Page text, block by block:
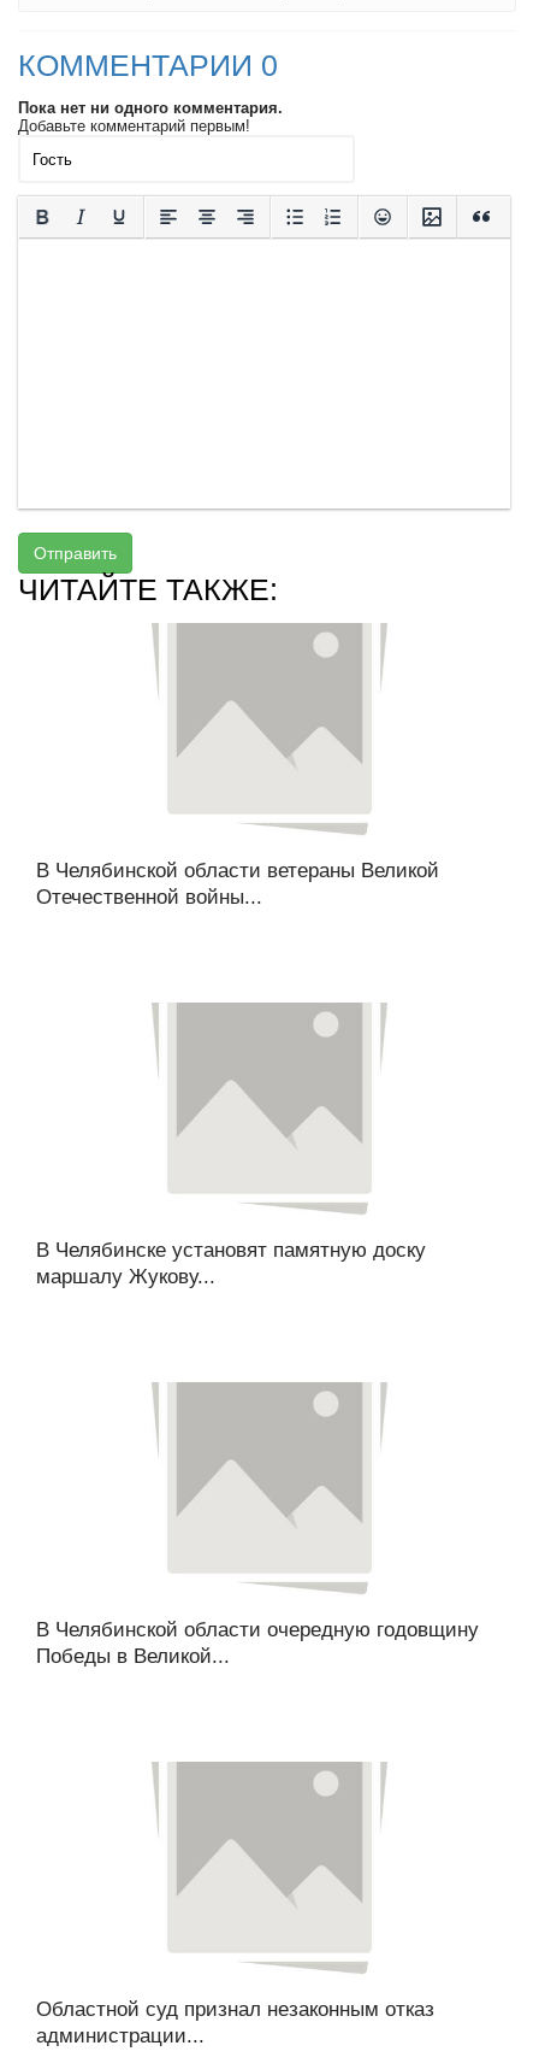
КОММЕНТАРИИ 0
Пока нет ни одного комментария.
Добавьте комментарий первым!
Отправить
ЧИТАЙТЕ ТАКЖЕ:
В Челябинской области ветераны Великой
Отечественной войны...
В Челябинске установят памятную доску
маршалу Жукову...
В Челябинской области очередную годовщину
Победы в Великой...
Областной суд признал незаконным отказ
администрации...